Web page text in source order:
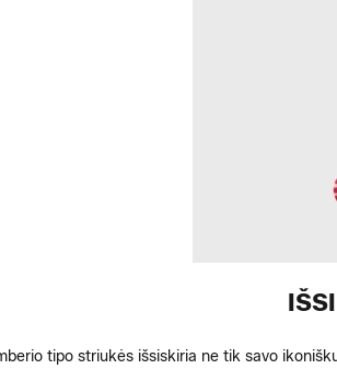
tipo striukės išsiskiria ne tik savo